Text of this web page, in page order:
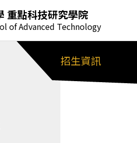
重點科技研究學院
of Advanced Technology
招生資訊